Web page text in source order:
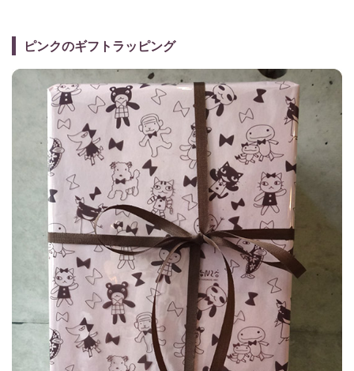
ピンクのギフトラッピング